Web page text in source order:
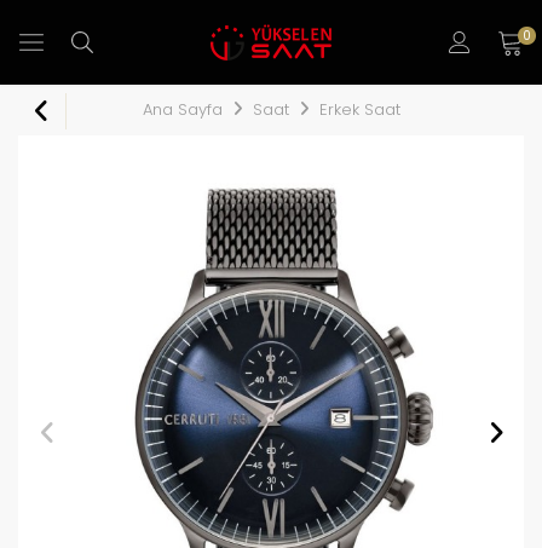
0
Ana Sayfa Saat Erkek Saat